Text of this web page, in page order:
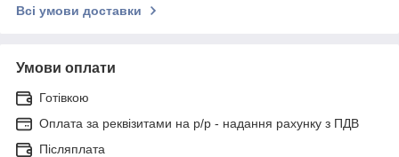
Всі умови доставки
Умови оплати
Готівкою
Оплата за реквізитами на р/р - надання рахунку з ПДВ
Післяплата